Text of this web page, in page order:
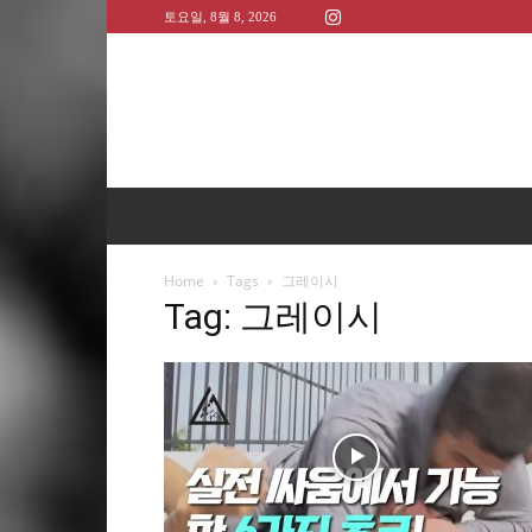
토요일, 8월 8, 2026
Home Tags 그레이시
Tag: 그레이시